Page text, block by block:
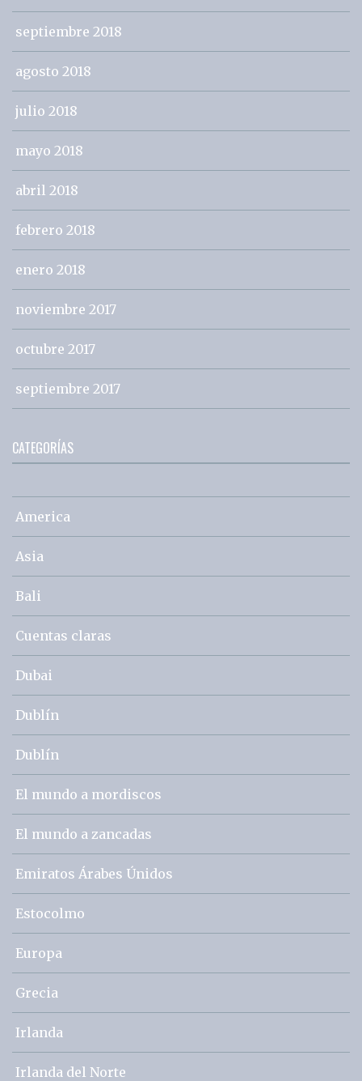
septiembre 2018
agosto 2018
julio 2018
mayo 2018
abril 2018
febrero 2018
enero 2018
noviembre 2017
octubre 2017
septiembre 2017
CATEGORÍAS
America
Asia
Bali
Cuentas claras
Dubai
Dublín
Dublín
El mundo a mordiscos
El mundo a zancadas
Emiratos Árabes Únidos
Estocolmo
Europa
Grecia
Irlanda
Irlanda del Norte